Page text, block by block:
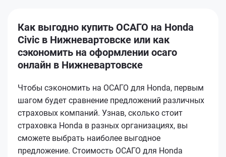
Как выгодно купить ОСАГО на Honda
Civic в Нижневартовске или как
сэкономить на оформлении осаго
онлайн в Нижневартовске
Чтобы сэкономить на ОСАГО для Honda, первым
шагом будет сравнение предложений различных
страховых компаний. Узнав, сколько стоит
страховка Honda в разных организациях, вы
сможете выбрать наиболее выгодное
предложение. Стоимость ОСАГО для Honda